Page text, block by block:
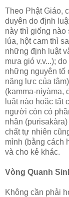
Theo Phật Giáo,
duyên do định
này thì giống nào
lúa, hột cam thì
những định luật
mưa gió v.v...);
những nguyên tố
năng lực của
(kamma-niyàma,
luật nào hoặc tất
người còn có
nhân
chất tự nhiên
mình (bằng cách
và cho kẻ khác.
Vòng Quanh
Không cần phải